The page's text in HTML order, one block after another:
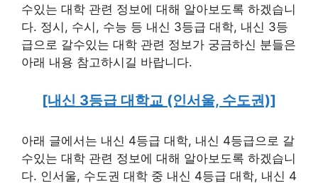
수있는 대학 관련 정보에 대해 알아보도록 하겠습니
다. 정시, 수시, 수능 등 내신 3등급 대학, 내신 3등
급으로 갈수있는 대학 관련 정보가 궁금하신 분들은
아래 내용 참고하시길 바랍니다.
[내신 3등급 대학교 (인서울, 수도권)]
아래 글에서는 내신 4등급 대학, 내신 4등급으로 갈
수있는 대학 관련 정보에 대해 알아보도록 하겠습니
다. 인서울, 수도권 대학 중 내신 4등급 대학, 내신 4